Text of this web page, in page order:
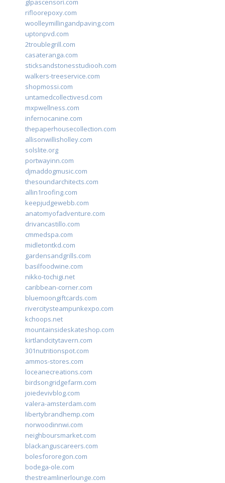
glpascensori.com
rifloorepoxy.com
woolleymillingandpaving.com
uptonpvd.com
2troublegrill.com
casateranga.com
sticksandstonesstudiooh.com
walkers-treeservice.com
shopmossi.com
untamedcollectivesd.com
mxpwellness.com
infernocanine.com
thepaperhousecollection.com
allisonwillisholley.com
solslite.org
portwayinn.com
djmaddogmusic.com
thesoundarchitects.com
allin1roofing.com
keepjudgewebb.com
anatomyofadventure.com
drivancastillo.com
cmmedspa.com
midletontkd.com
gardensandgrills.com
basilfoodwine.com
nikko-tochigi.net
caribbean-corner.com
bluemoongiftcards.com
rivercitysteampunkexpo.com
kchoops.net
mountainsideskateshop.com
kirtlandcitytavern.com
301nutritionspot.com
ammos-stores.com
loceanecreations.com
birdsongridgefarm.com
joiedevivblog.com
valera-amsterdam.com
libertybrandhemp.com
norwoodinnwi.com
neighboursmarket.com
blackanguscareers.com
bolesfororegon.com
bodega-ole.com
thestreamlinerlounge.com